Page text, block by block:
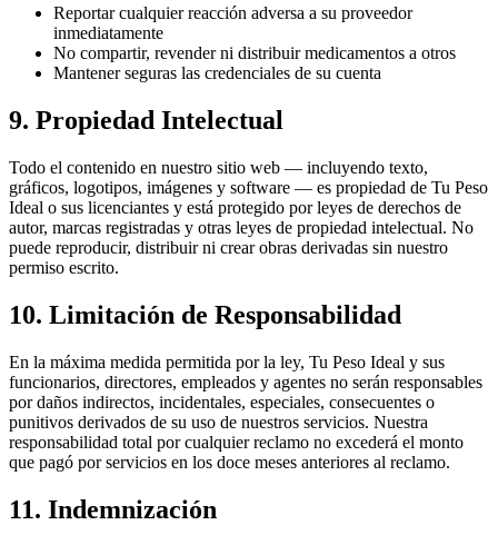
Reportar cualquier reacción adversa a su proveedor
inmediatamente
No compartir, revender ni distribuir medicamentos a otros
Mantener seguras las credenciales de su cuenta
9. Propiedad Intelectual
Todo el contenido en nuestro sitio web — incluyendo texto,
gráficos, logotipos, imágenes y software — es propiedad de Tu Peso
Ideal o sus licenciantes y está protegido por leyes de derechos de
autor, marcas registradas y otras leyes de propiedad intelectual. No
puede reproducir, distribuir ni crear obras derivadas sin nuestro
permiso escrito.
10. Limitación de Responsabilidad
En la máxima medida permitida por la ley, Tu Peso Ideal y sus
funcionarios, directores, empleados y agentes no serán responsables
por daños indirectos, incidentales, especiales, consecuentes o
punitivos derivados de su uso de nuestros servicios. Nuestra
responsabilidad total por cualquier reclamo no excederá el monto
que pagó por servicios en los doce meses anteriores al reclamo.
11. Indemnización